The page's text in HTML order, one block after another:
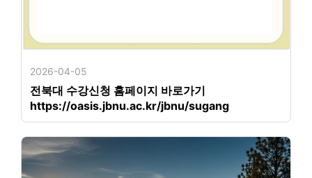
2026-04-05
전북대 수강신청 홈페이지 바로가기
https://oasis.jbnu.ac.kr/jbnu/sugang